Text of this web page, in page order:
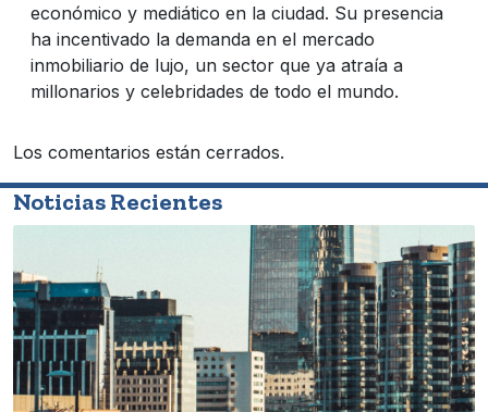
económico y mediático en la ciudad. Su presencia
ha incentivado la demanda en el mercado
inmobiliario de lujo, un sector que ya atraía a
millonarios y celebridades de todo el mundo.
Los comentarios están cerrados.
Noticias Recientes